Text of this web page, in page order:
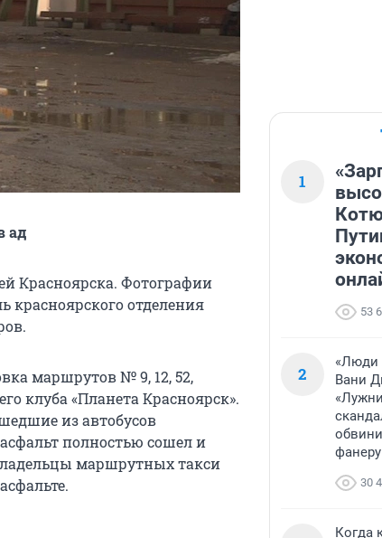
ад
Красноярска. Фотографии
красноярского отделения
маршрутов № 9, 12, 52,
клуба «Планета Красноярск».
из автобусов
полностью сошел и
маршрутных такси
1
53
2
«Люди
Вани
фанеру
30
Когда